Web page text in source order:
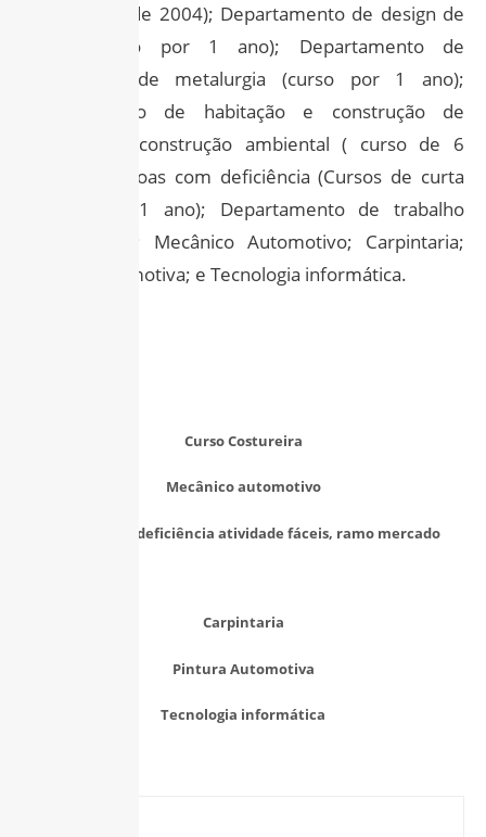
carreira (desde 2004); Departamento de design de
moda (curso por 1 ano); Departamento de
manufatura de metalurgia (curso por 1 ano);
Departamento de habitação e construção de
habitação e construção ambiental ( curso de 6
meses); Pessoas com deficiência (Cursos de curta
duração de 1 ano); Departamento de trabalho
prático geral; Mecânico Automotivo; Carpintaria;
Pintura Automotiva; e Tecnologia informática.
Curso Costureira
Mecânico automotivo
Pessoas com deficiência atividade fáceis, ramo mercado
Carpintaria
Pintura Automotiva
Tecnologia informática